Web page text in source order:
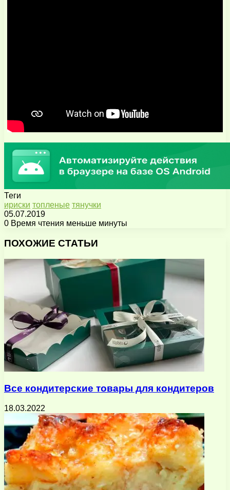
Теги
ириски топленые тянучки
05.07.2019
0 Время чтения меньше минуты
через
почту
ПОХОЖИЕ СТАТЬИ
Все кондитерские товары для кондитеров
18.03.2022